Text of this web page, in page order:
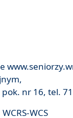
nr 16, tel.
WCS